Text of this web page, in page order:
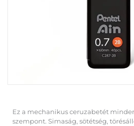
Ez a mechanikus ceruzabetét
szempont. Simaság, sötétség,